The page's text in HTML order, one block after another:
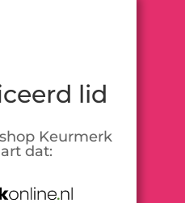
lid
Keurmerk
dat: